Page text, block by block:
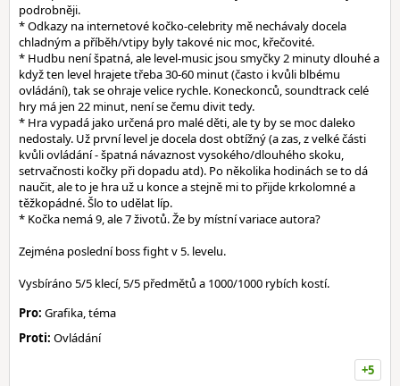
podrobněji.
* Odkazy na internetové kočko-celebrity mě nechávaly docela
chladným a příběh/vtipy byly takové nic moc, křečovité.
* Hudbu není špatná, ale level-music jsou smyčky 2 minuty dlouhé a
když ten level hrajete třeba 30-60 minut (často i kvůli blbému
ovládání), tak se ohraje velice rychle. Koneckonců, soundtrack celé
hry má jen 22 minut, není se čemu divit tedy.
* Hra vypadá jako určená pro malé děti, ale ty by se moc daleko
nedostaly. Už první level je docela dost obtížný (a zas, z velké části
kvůli ovládání - špatná návaznost vysokého/dlouhého skoku,
setrvačnosti kočky při dopadu atd). Po několika hodinách se to dá
naučit, ale to je hra už u konce a stejně mi to přijde krkolomné a
těžkopádné. Šlo to udělat líp.
* Kočka nemá 9, ale 7 životů. Že by místní variace autora?
Zejména poslední boss fight v 5. levelu.
Vysbíráno 5/5 klecí, 5/5 předmětů a 1000/1000 rybích kostí.
Pro: Grafika, téma
Proti: Ovládání
+5